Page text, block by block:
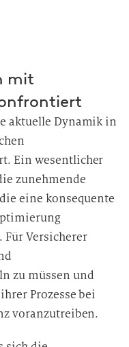
mit
aktuelle Dynamik in
Ein wesentlicher
zunehmende
eine konsequente
Für Versicherer
zu müssen und
Prozesse bei
voranzutreiben.